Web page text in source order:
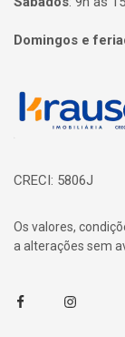
Domingos e
Página inicial
CRECI: 5806J
Os valores,
a alterações sem
FacebookInstagram